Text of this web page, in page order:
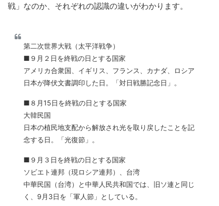
戦」なのか、それぞれの認識の違いがわかります。
第二次世界大戦（太平洋戦争）
■９月２日を終戦の日とする国家
アメリカ合衆国、イギリス、フランス、カナダ、ロシア
日本が降伏文書調印した日。「対日戦勝記念日」。
■８月15日を終戦の日とする国家
大韓民国
日本の植民地支配から解放され光を取り戻したことを記
念する日。「光復節」。
■９月３日を終戦の日とする国家
ソビエト連邦（現ロシア連邦）、台湾
中華民国（台湾）と中華人民共和国では、旧ソ連と同じ
く、9月3日を「軍人節」としている。